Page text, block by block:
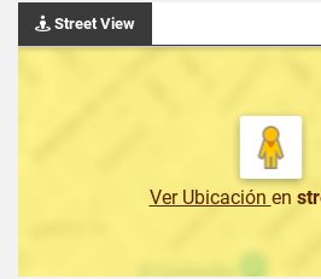
Street View
Ver Ubicación en